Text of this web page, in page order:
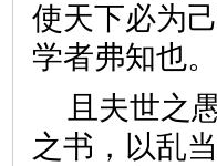
使天下必为
学者弗知
且夫世之
之书，以乱